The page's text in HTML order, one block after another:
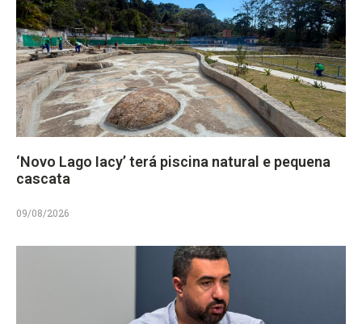
‘Novo Lago Iacy’ terá piscina natural e pequena
cascata
09/08/2026